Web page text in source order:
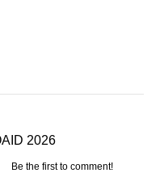
2026
Be the first to comment!